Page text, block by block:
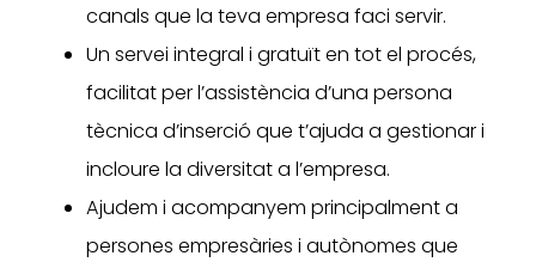
canals que la teva empresa faci servir.
Un servei integral i gratuït en tot el procés,
facilitat per l’assistència d’una persona
tècnica d’inserció que t’ajuda a gestionar i
incloure la diversitat a l’empresa.
Ajudem i acompanyem principalment a
persones empresàries i autònomes que